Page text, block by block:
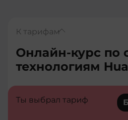
К тарифам
Онлайн-курс по
технологиям
Ты выбрал тариф